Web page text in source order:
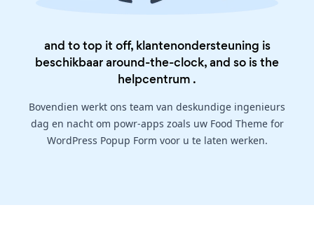
and to top it off, klantenondersteuning is
beschikbaar around-the-clock, and so is the
helpcentrum .
Bovendien werkt ons team van deskundige ingenieurs
dag en nacht om powr-apps zoals uw Food Theme for
WordPress Popup Form voor u te laten werken.